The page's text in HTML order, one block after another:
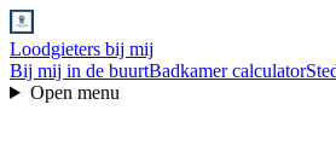
Loodgieters bij mij
Bij mij in de buurtBadkamer calculator
Open menu